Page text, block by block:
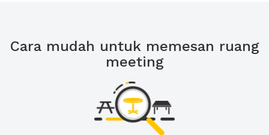
Cara mudah untuk memesan ruang
meeting